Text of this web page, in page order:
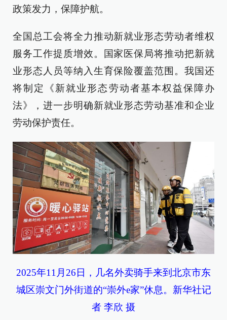
政策发力，保障护航。
全国总工会将全力推动新就业形态劳动者维权
服务工作提质增效。国家医保局将推动把新就
业形态人员等纳入生育保险覆盖范围。我国还
将制定《新就业形态劳动者基本权益保障办
法》，进一步明确新就业形态劳动基准和企业
劳动保护责任。
2025年11月26日，几名外卖骑手来到北京市东
城区崇文门外街道的“崇外e家”休息。新华社记
者 李欣 摄